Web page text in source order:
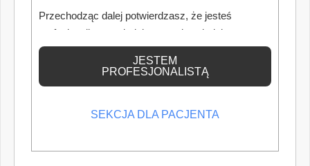
Przechodząc dalej potwierdzasz, że jesteś
profesjonalistą posiadającym odpowiednią
wiedzę medyczną.
JESTEM
PROFESJONALISTĄ
SEKCJA DLA PACJENTA